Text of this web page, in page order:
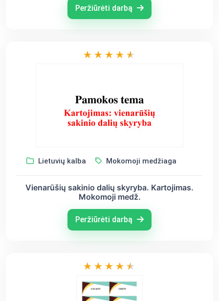
Peržiūrėti darbą
Lietuvių kalba Mokomoji medžiaga
Vienarūšių sakinio dalių skyryba. Kartojimas.
Mokomoji medž.
Peržiūrėti darbą